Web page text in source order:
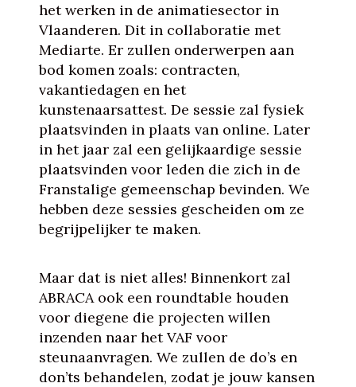
het werken in de animatiesector in
Vlaanderen. Dit in collaboratie met
Mediarte. Er zullen onderwerpen aan
bod komen zoals: contracten,
vakantiedagen en het
kunstenaarsattest. De sessie zal fysiek
plaatsvinden in plaats van online. Later
in het jaar zal een gelijkaardige sessie
plaatsvinden voor leden die zich in de
Franstalige gemeenschap bevinden. We
hebben deze sessies gescheiden om ze
begrijpelijker te maken.
Maar dat is niet alles! Binnenkort zal
ABRACA ook een roundtable houden
voor diegene die projecten willen
inzenden naar het VAF voor
steunaanvragen. We zullen de do’s en
don’ts behandelen, zodat je jouw kansen